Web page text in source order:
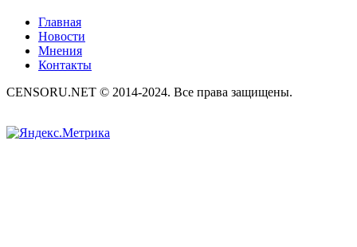
Главная
Новости
Мнения
Контакты
CENSORU.NET © 2014-2024. Все права защищены.